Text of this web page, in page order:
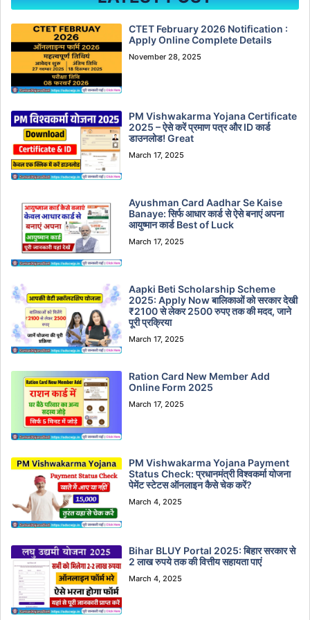
CTET February 2026 Notification :
Apply Online Complete Details
November 28, 2025
PM Vishwakarma Yojana Certificate
2025 – ऐसे करें प्रमाण पत्र और ID कार्ड
डाउनलोड! Great
March 17, 2025
Ayushman Card Aadhar Se Kaise
Banaye: सिर्फ आधार कार्ड से ऐसे बनाएं अपना
आयुष्मान कार्ड Best of Luck
March 17, 2025
Aapki Beti Scholarship Scheme
2025: Apply Now बालिकाओं को सरकार देखी
₹2100 से लेकर 2500 रुपए तक की मदद, जाने
पूरी प्रक्रिया
March 17, 2025
Ration Card New Member Add
Online Form 2025
March 17, 2025
PM Vishwakarma Yojana Payment
Status Check: प्रधानमंत्री विश्वकर्मा योजना
पेमेंट स्टेटस ऑनलाइन कैसे चेक करें?
March 4, 2025
Bihar BLUY Portal 2025: बिहार सरकार से
2 लाख रुपये तक की वित्तीय सहायता पाएं
March 4, 2025